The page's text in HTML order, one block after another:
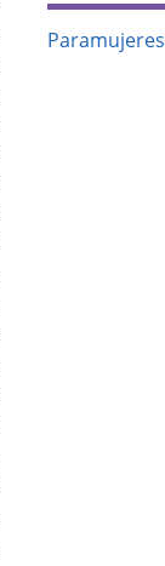
Paramujeres